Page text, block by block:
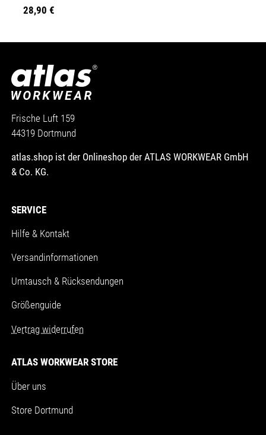
28,90 €
Frische Luft 159
44319 Dortmund
atlas.shop ist der Onlineshop der ATLAS WORKWEAR GmbH
& Co. KG.
SERVICE
Hilfe & Kontakt
Versandinformationen
Umtausch & Rücksendungen
Größenguide
Vertrag widerrufen
ATLAS WORKWEAR STORE
Über uns
Store Dortmund